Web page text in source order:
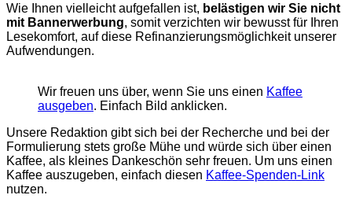
Wie Ihnen vielleicht aufgefallen ist, belästigen wir Sie nicht
mit Bannerwerbung, somit verzichten wir bewusst für Ihren
Lesekomfort, auf diese Refinanzierungsmöglichkeit unserer
Aufwendungen.
Wir freuen uns über, wenn Sie uns einen Kaffee
ausgeben. Einfach Bild anklicken.
Unsere Redaktion gibt sich bei der Recherche und bei der
Formulierung stets große Mühe und würde sich über einen
Kaffee, als kleines Dankeschön sehr freuen. Um uns einen
Kaffee auszugeben, einfach diesen Kaffee-Spenden-Link
nutzen.